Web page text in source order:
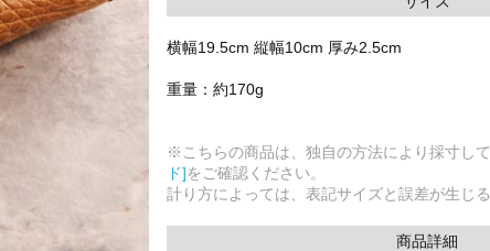
横幅19.5cm 縦幅10cm 厚み2.5cm
重量：約170g
※こちらの商品は、独自の方法により採寸し
ド]をご確認ください。
計り方によっては、表記サイズと誤差が生じ
商品詳細